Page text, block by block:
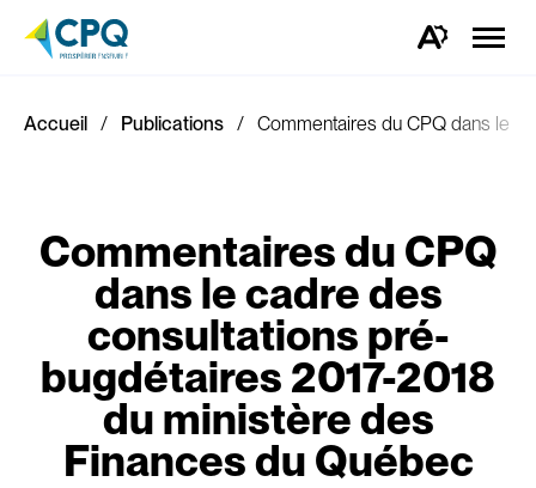
Ouvrez
d'accessibilité.
la
Accueil Publications Commentaires du CPQ dans le
Commentaires du CPQ
dans le cadre des
consultations pré-
bugdétaires 2017-2018
du ministère des
Finances du Québec